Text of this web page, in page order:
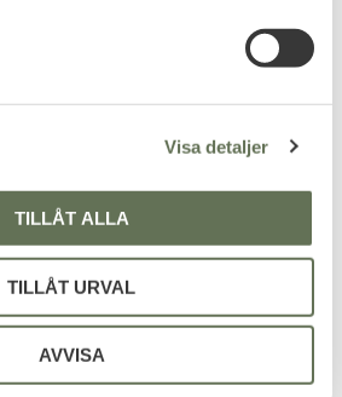
Visa detaljer
TILLÅT ALLA
TILLÅT URVAL
AVVISA
delbara nyckelkedja möjliggör
en hand.
på nyckelknippan eller i
– så vet du var du har den.
sprayen är det bara att rycka
delar på sig så att du snabbt får